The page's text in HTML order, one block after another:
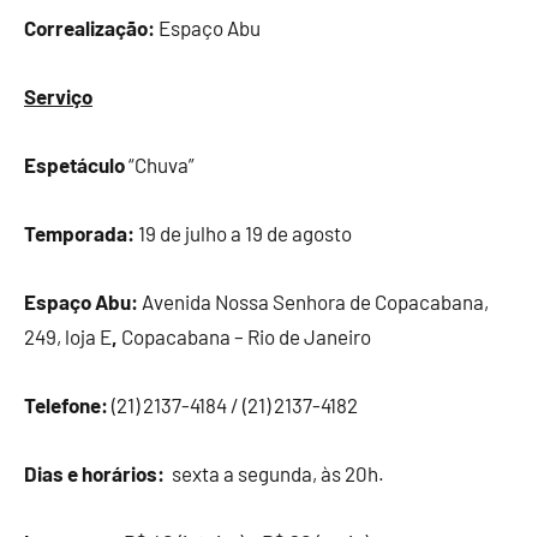
Correalização: Espaço Abu
Serviço
Espetáculo“Chuva”
Temporada: 19 de julho a 19 de agosto
Espaço Abu: Avenida Nossa Senhora de Copacabana,
249, loja E, Copacabana – Rio de Janeiro
Telefone: (21) 2137-4184 / (21) 2137-4182
Dias e horários: sexta a segunda, às 20h.